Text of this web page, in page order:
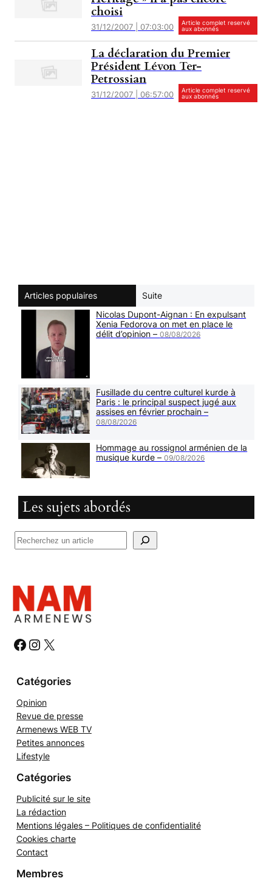
choisi
31/12/2007 | 07:03:00
Article complet reservé
aux abonnés
La déclaration du Premier
Président Lévon Ter-
Petrossian
31/12/2007 | 06:57:00
Article complet reservé
aux abonnés
Articles populaires
Suite
Nicolas Dupont-Aignan : En expulsant
Xenia Fedorova on met en place le
délit d’opinion –08/08/2026
Fusillade du centre culturel kurde à
Paris : le principal suspect jugé aux
assises en février prochain –
08/08/2026
Hommage au rossignol arménien de la
musique kurde –09/08/2026
Les sujets abordés
R
h
e
r
h
r
# # #
Opinion
Revue de presse
Armenews WEB TV
Petites annonces
Publicité sur le site
La rédaction
Mentions légales – Politiques de confidentialité
Cookies charte